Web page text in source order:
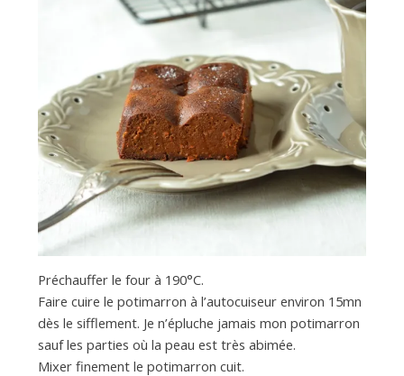
Préchauffer le four à 190°C.
Faire cuire le potimarron à l’autocuiseur environ 15mn
dès le sifflement. Je n’épluche jamais mon potimarron
sauf les parties où la peau est très abimée.
Mixer finement le potimarron cuit.